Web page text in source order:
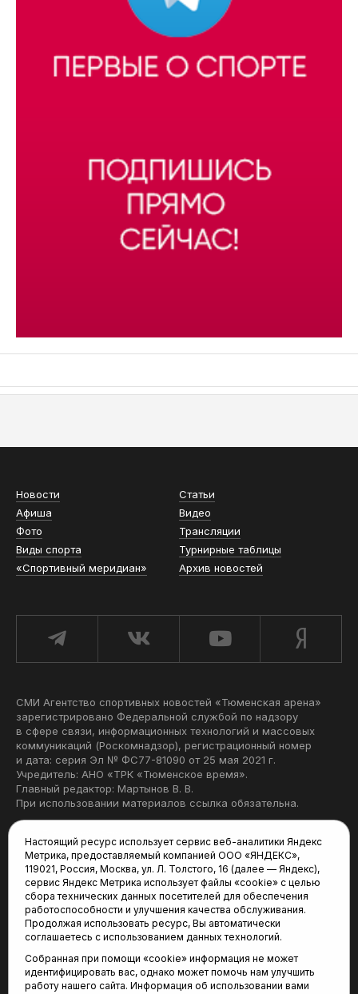
Новости
Статьи
Афиша
Видео
Фото
Трансляции
Виды спорта
Турнирные таблицы
«Спортивный меридиан»
Архив новостей
СМИ Агентство спортивных новостей «Тюменская арена»
зарегистрировано Федеральной службой по надзору
в сфере связи, информационных технологий и массовых
коммуникаций (Роскомнадзор), регистрационный номер
и дата: серия Эл № ФС77-81090 от 25 мая 2021 г.
Учредитель: АНО «ТРК «Тюменское время».
Главный редактор: Мартынов В. В.
При использовании материалов ссылка обязательна.
Редакция:
625035, Тюмень, пр. Геологоразведчиков, 28А
(3452) 68-22-28
tum-arena@mail.ru
Отдел продаж:
(3452) 68-89-78
kotovaev@sibinformburo.ru
Настоящий ресурс использует сервис веб-аналитики Яндекс
Метрика, предоставляемый компанией ООО «ЯНДЕКС»,
119021, Россия, Москва, ул. Л. Толстого, 16 (далее — Яндекс),
сервис Яндекс Метрика использует файлы «cookie» с целью
сбора технических данных посетителей для обеспечения
работоспособности и улучшения качества обслуживания.
Продолжая использовать ресурс, Вы автоматически
соглашаетесь с использованием данных технологий.
Собранная при помощи «cookie» информация не может
идентифицировать вас, однако может помочь нам улучшить
работу нашего сайта. Информация об использовании вами